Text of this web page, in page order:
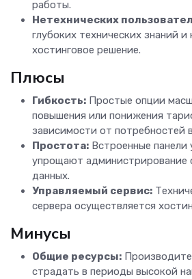
работы.
Нетехнических
глубоких технических знаний
хостинговое решение.
Плюсы
Гибкость: Простые опции
повышения или понижения
зависимости от потребностей
Простота: Встроенные панели
упрощают администрирование
данных.
Управляемый сервис:
сервера осуществляется
Минусы
Общие ресурсы:
страдать в периоды высокой